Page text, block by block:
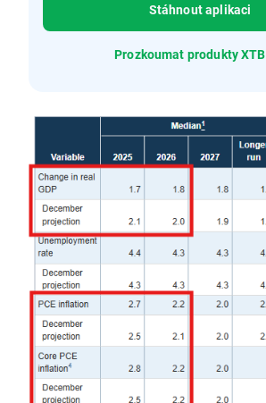
Stáhnout aplikaci
Prozkoumat produkty XTB